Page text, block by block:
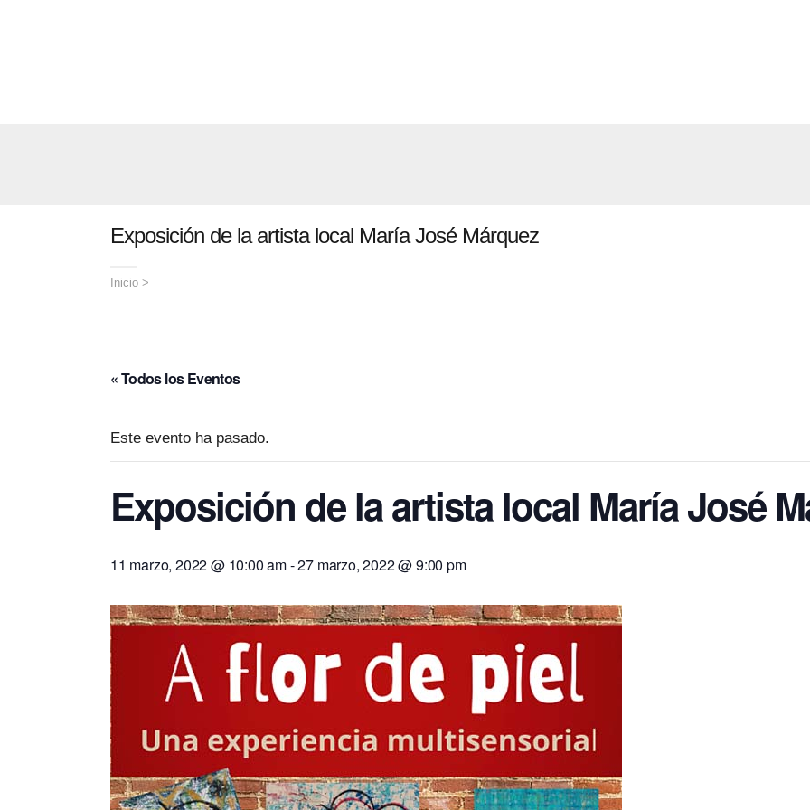
Exposición de la artista local María José Márquez
Inicio >
« Todos los Eventos
Este evento ha pasado.
Exposición de la artista local María José
11 marzo, 2022 @ 10:00 am-27 marzo, 2022 @ 9:00 pm